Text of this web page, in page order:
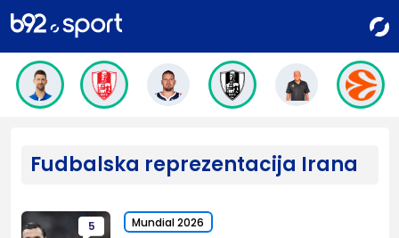
Fudbalska reprezentacija Irana
5 Mundial 2026